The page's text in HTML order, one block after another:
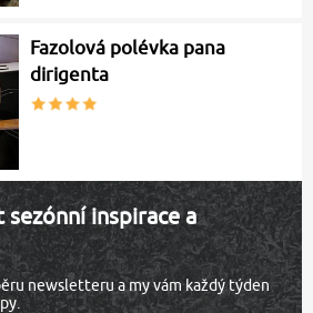
Fazolová polévka pana
dirigenta
inspirace a
newsletteru a my vám každý týden